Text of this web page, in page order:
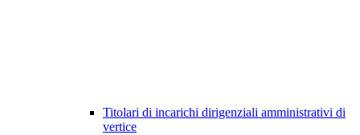
Titolari di incarichi dirigenziali amministrativi di
vertice